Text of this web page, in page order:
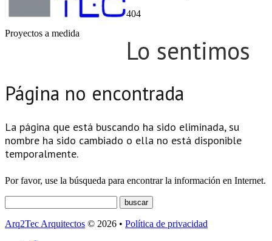
Proyectos a medida
404
Lo sentimos
Página no encontrada
La página que está buscando ha sido eliminada, su
nombre ha sido cambiado o ella no está disponible
temporalmente.
Por favor, use la búsqueda para encontrar la información en Internet.
Arq2Tec Arquitectos © 2026 • Política de privacidad